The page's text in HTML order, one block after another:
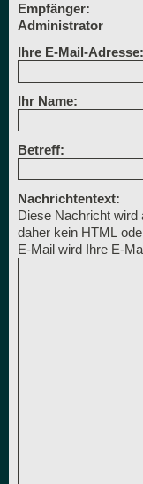
Empfänger:
Administrator
Ihre E-Mail-Adresse:
Ihr Name:
Betreff:
Nachrichtentext:
Diese Nachricht wird
daher kein HTML
E-Mail wird Ihre E-